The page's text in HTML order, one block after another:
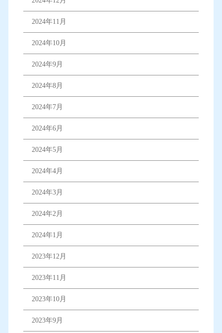
2024年11月
2024年10月
2024年9月
2024年8月
2024年7月
2024年6月
2024年5月
2024年4月
2024年3月
2024年2月
2024年1月
2023年12月
2023年11月
2023年10月
2023年9月